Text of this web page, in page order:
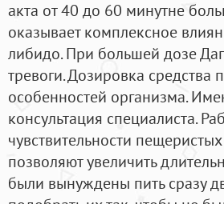
акта от 40 до 60 минутне
оказывает комплексное
либидо. При большей дозе
тревоги. Дозировка
особенностей организма.
консультация специалиста.
чувствительности
позволяют увеличить
были вынуждены пить сразу